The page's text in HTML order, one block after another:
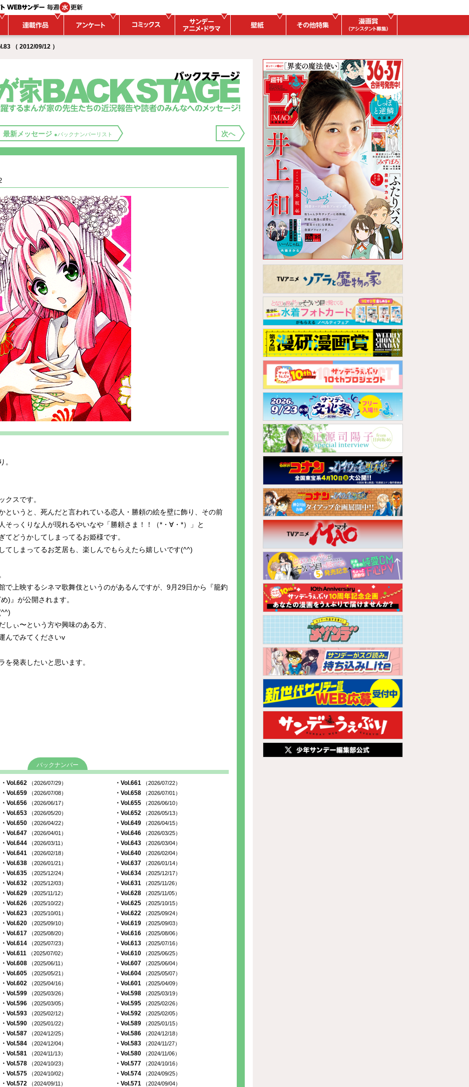
（ 2012/09/12 ）
最新メッセージ ●バックナンバーリスト 次へ
。
クスです。
というと、死んだと言われている恋人・勝頼の絵を壁に飾り、その前
そっくりな人が現れるやいなや「勝頼さま！！（*・∀・*）」と
どうかしてしまってるお姫様です。
てしまってるお芝居も、楽しんでもらえたら嬉しいです(^^)
で上映するシネマ歌舞伎というのがあるんですが、9月29日から『籠釣
)』が公開されます。
ぃ〜という方や興味のある方、
んでみてくださいv
発表したいと思います。
バックナンバー
・Vol.662 （2026/07/29） ・Vol.661 （2026/07/22）
・Vol.659 （2026/07/08） ・Vol.658 （2026/07/01）
・Vol.656 （2026/06/17） ・Vol.655 （2026/06/10）
・Vol.653 （2026/05/20） ・Vol.652 （2026/05/13）
・Vol.650 （2026/04/22） ・Vol.649 （2026/04/15）
・Vol.647 （2026/04/01） ・Vol.646 （2026/03/25）
・Vol.644 （2026/03/11） ・Vol.643 （2026/03/04）
・Vol.641 （2026/02/18） ・Vol.640 （2026/02/04）
・Vol.638 （2026/01/21） ・Vol.637 （2026/01/14）
・Vol.635 （2025/12/24） ・Vol.634 （2025/12/17）
・Vol.632 （2025/12/03） ・Vol.631 （2025/11/26）
・Vol.629 （2025/11/12） ・Vol.628 （2025/11/05）
・Vol.626 （2025/10/22） ・Vol.625 （2025/10/15）
・Vol.623 （2025/10/01） ・Vol.622 （2025/09/24）
・Vol.620 （2025/09/10） ・Vol.619 （2025/09/03）
・Vol.617 （2025/08/20） ・Vol.616 （2025/08/06）
・Vol.614 （2025/07/23） ・Vol.613 （2025/07/16）
・Vol.611 （2025/07/02） ・Vol.610 （2025/06/25）
・Vol.608 （2025/06/11） ・Vol.607 （2025/06/04）
・Vol.605 （2025/05/21） ・Vol.604 （2025/05/07）
・Vol.602 （2025/04/16） ・Vol.601 （2025/04/09）
・Vol.599 （2025/03/26） ・Vol.598 （2025/03/19）
・Vol.596 （2025/03/05） ・Vol.595 （2025/02/26）
・Vol.593 （2025/02/12） ・Vol.592 （2025/02/05）
・Vol.590 （2025/01/22） ・Vol.589 （2025/01/15）
・Vol.587 （2024/12/25） ・Vol.586 （2024/12/18）
・Vol.584 （2024/12/04） ・Vol.583 （2024/11/27）
・Vol.581 （2024/11/13） ・Vol.580 （2024/11/06）
・Vol.578 （2024/10/23） ・Vol.577 （2024/10/16）
・Vol.575 （2024/10/02） ・Vol.574 （2024/09/25）
・Vol.572 （2024/09/11） ・Vol.571 （2024/09/04）